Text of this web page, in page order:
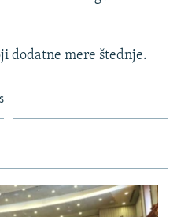
dodatne mere štednje.